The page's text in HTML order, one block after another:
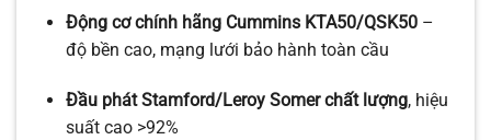
Động cơ chính hãng Cummins KTA50/QSK50–
độ bền cao, mạng lưới bảo hành toàn cầu
Đầu phát Stamford/Leroy Somer chất lượng, hiệu
suất cao >92%